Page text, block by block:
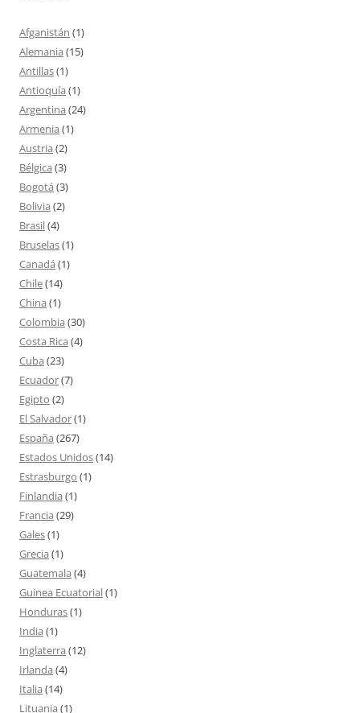
Afganistán (1)
Alemania (15)
Antillas(1)
Antioquía (1)
Argentina (24)
Armenia (1)
Austria (2)
Bélgica (3)
Bogotá (3)
Bolivia (2)
Brasil(4)
Bruselas(1)
Canadá (1)
Chile(14)
China (1)
Colombia (30)
Costa Rica (4)
Cuba (23)
Ecuador(7)
Egipto (2)
El Salvador(1)
España (267)
Estados Unidos(14)
Estrasburgo (1)
Finlandia (1)
Francia (29)
Gales(1)
Grecia (1)
Guatemala (4)
Guinea Ecuatorial(1)
Honduras(1)
India (1)
Inglaterra (12)
Irlanda (4)
Italia (14)
Lituania (1)